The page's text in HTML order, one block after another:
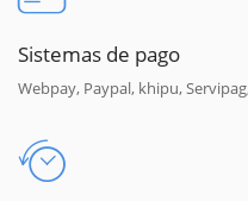
Sistemas de pago
Webpay, Paypal, khipu,